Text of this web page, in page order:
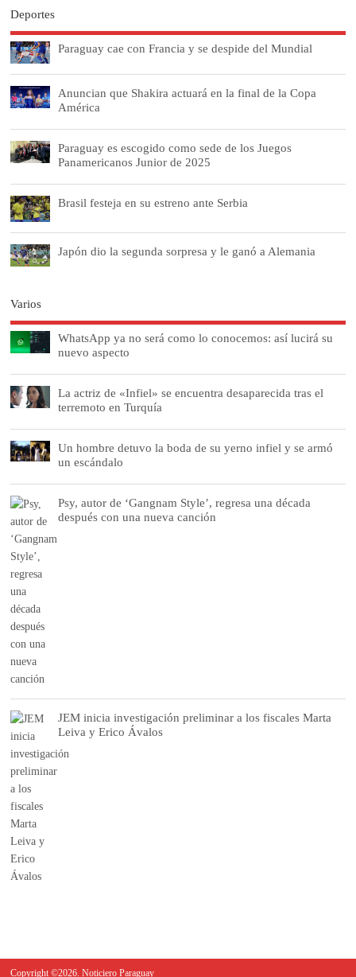
Deportes
Paraguay cae con Francia y se despide del Mundial
Anuncian que Shakira actuará en la final de la Copa
América
Paraguay es escogido como sede de los Juegos
Panamericanos Junior de 2025
Brasil festeja en su estreno ante Serbia
Japón dio la segunda sorpresa y le ganó a Alemania
Varios
WhatsApp ya no será como lo conocemos: así lucirá su
nuevo aspecto
La actriz de «Infiel» se encuentra desaparecida tras el
terremoto en Turquía
Un hombre detuvo la boda de su yerno infiel y se armó
un escándalo
Psy, autor de ‘Gangnam Style’, regresa una década
después con una nueva canción
JEM inicia investigación preliminar a los fiscales Marta
Leiva y Erico Ávalos
Copyright ©2026. Noticiero Paraguay